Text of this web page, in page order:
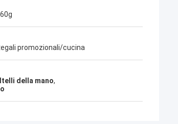
promozionali/cucina
della mano,